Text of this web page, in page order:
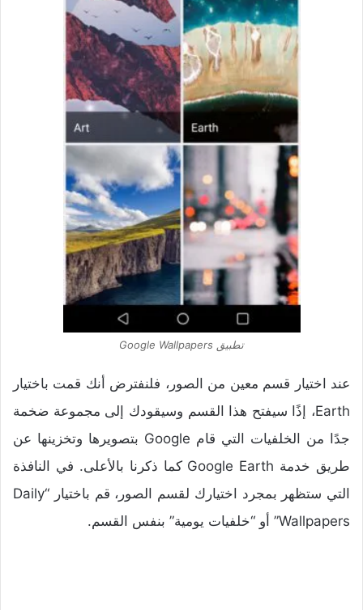
تطبيق Google Wallpapers
عند اختيار قسم معين من الصور، فلنفترض أنك قمت باختيار
Earth، إذًا سيفتح هذا القسم وسيقودك إلى مجموعة ضخمة
جدًا من الخلفيات التي قام Google بتصويرها وتخزينها عن
طريق خدمة Google Earth كما ذكرنا بالأعلى. في النافذة
التي ستظهر بمجرد اختيارك لقسم الصور، قم باختيار “Daily
Wallpapers” أو “خلفيات يومية” بنفس القسم.